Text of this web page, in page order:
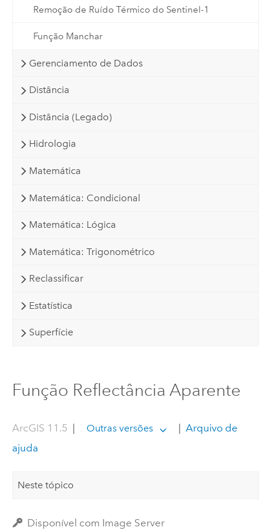
Remoção de Ruído Térmico do Sentinel-1
Função Manchar
Gerenciamento de Dados
Distância
Distância (Legado)
Hidrologia
Matemática
Matemática: Condicional
Matemática: Lógica
Matemática: Trigonométrico
Reclassificar
Estatística
Superfície
Função Reflectância Aparente
ArcGIS 11.5 Outras versões
Arquivo de
ajuda
Neste tópico
Disponível com Image Server